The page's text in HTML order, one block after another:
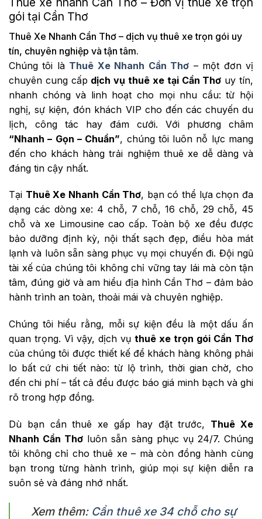
gói tại Cần Thơ
Thuê Xe Nhanh Cần Thơ – dịch vụ thuê xe trọn gói uy
tín, chuyên nghiệp và tận tâm.
Chúng tôi là Thuê Xe Nhanh Cần Thơ – một đơn vị
chuyên cung cấp dịch vụ thuê xe tại Cần Thơ uy tín,
nhanh chóng và linh hoạt cho mọi nhu cầu: từ hội
nghị, sự kiện, đón khách VIP cho đến các chuyến du
lịch, công tác hay đám cưới. Với phương châm
“Nhanh – Gọn – Chuẩn”, chúng tôi luôn nỗ lực mang
đến cho khách hàng trải nghiệm thuê xe dễ dàng và
đáng tin cậy nhất.
Tại Thuê Xe Nhanh Cần Thơ, bạn có thể lựa chọn đa
dạng các dòng xe: 4 chỗ, 7 chỗ, 16 chỗ, 29 chỗ, 45
chỗ và xe Limousine cao cấp. Toàn bộ xe đều được
bảo dưỡng định kỳ, nội thất sạch đẹp, điều hòa mát
lạnh và luôn sẵn sàng phục vụ mọi chuyến đi. Đội ngũ
tài xế của chúng tôi không chỉ vững tay lái mà còn tận
tâm, đúng giờ và am hiểu địa hình Cần Thơ – đảm bảo
hành trình an toàn, thoải mái và chuyên nghiệp.
Chúng tôi hiểu rằng, mỗi sự kiện đều là một dấu ấn
quan trọng. Vì vậy, dịch vụ thuê xe trọn gói Cần Thơ
của chúng tôi được thiết kế để khách hàng không phải
lo bất cứ chi tiết nào: từ lộ trình, thời gian chờ, cho
đến chi phí – tất cả đều được báo giá minh bạch và ghi
rõ trong hợp đồng.
Dù bạn cần thuê xe gấp hay đặt trước, Thuê Xe
Nhanh Cần Thơ luôn sẵn sàng phục vụ 24/7. Chúng
tôi không chỉ cho thuê xe – mà còn đồng hành cùng
bạn trong từng hành trình, giúp mọi sự kiện diễn ra
suôn sẻ và đáng nhớ nhất.
Xem thêm: Cần thuê xe 34 chỗ cho sự